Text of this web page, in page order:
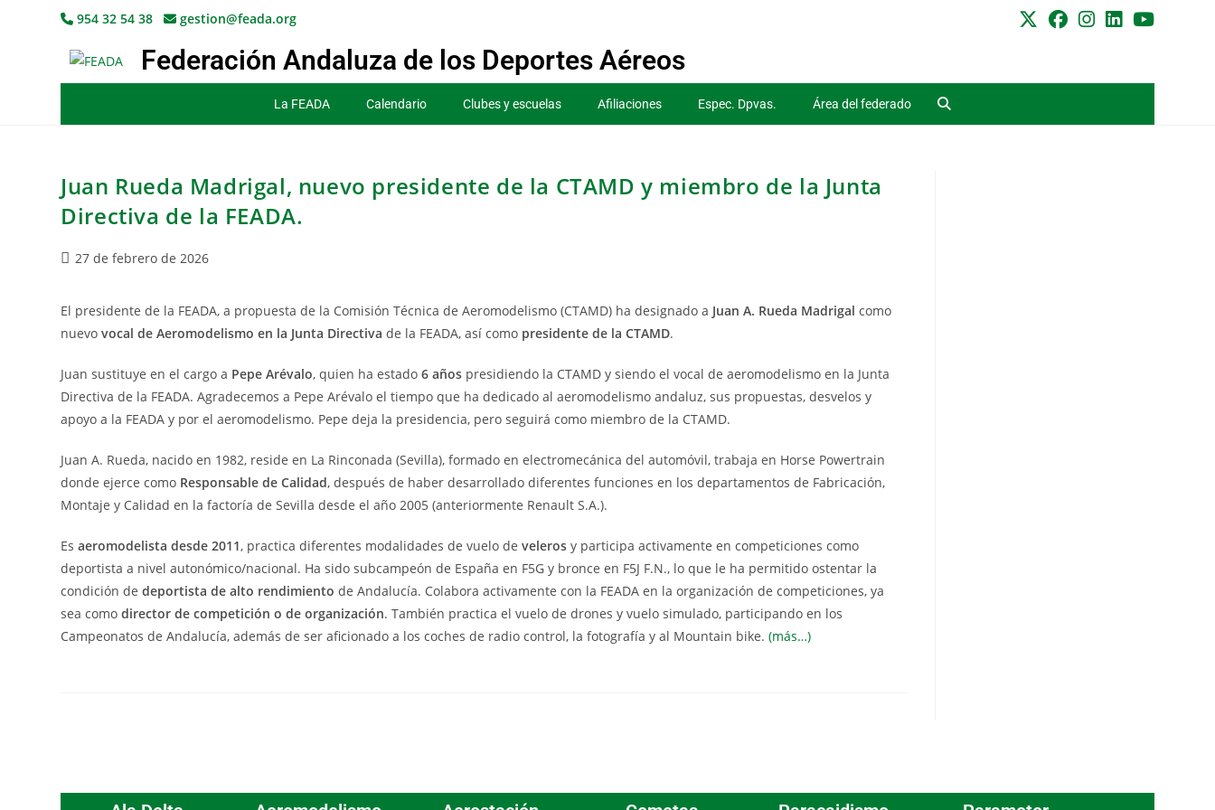
954 32 54 38 gestion@feada.org
Federación Andaluza de los Deportes Aéreos
La FEADA Calendario Clubes y escuelas Afiliaciones Espec. Dpvas. Área del federado
Juan Rueda Madrigal, nuevo presidente de la CTAMD y miembro de la Junta
Directiva de la FEADA.
27 de febrero de 2026
El presidente de la FEADA, a propuesta de la Comisión Técnica de Aeromodelismo (CTAMD) ha designado a Juan A. Rueda Madrigal como
nuevovocal de Aeromodelismo en la Junta Directiva de la FEADA, así como presidente de la CTAMD.
Juan sustituye en el cargo a Pepe Arévalo, quien ha estado6 años presidiendo la CTAMD y siendo el vocal de aeromodelismo en la Junta
Directiva de la FEADA. Agradecemos a Pepe Arévalo el tiempo que ha dedicado al aeromodelismo andaluz, sus propuestas, desvelos y
apoyo a la FEADA y por el aeromodelismo. Pepe deja la presidencia, pero seguirá como miembro de la CTAMD.
Juan A. Rueda, nacido en 1982, reside en La Rinconada (Sevilla), formado en electromecánica del automóvil, trabaja en Horse Powertrain
donde ejerce como Responsable de Calidad, después de haber desarrollado diferentes funciones en los departamentos de Fabricación,
Montaje y Calidad en la factoría de Sevilla desde el año 2005 (anteriormente Renault S.A.).
Esaeromodelista desde 2011, practica diferentes modalidades de vuelo develeros y participa activamente en competiciones como
deportista a nivel autonómico/nacional. Ha sido subcampeón de España en F5G y bronce en F5J F.N., lo que le ha permitido ostentar la
condición dedeportista de alto rendimiento de Andalucía. Colabora activamente con la FEADA en la organización de competiciones, ya
sea como director de competición o de organización. También practica el vuelo de drones y vuelo simulado, participando en los
Campeonatos de Andalucía, además de ser aficionado a los coches de radio control, la fotografía y al Mountain bike.(más…)